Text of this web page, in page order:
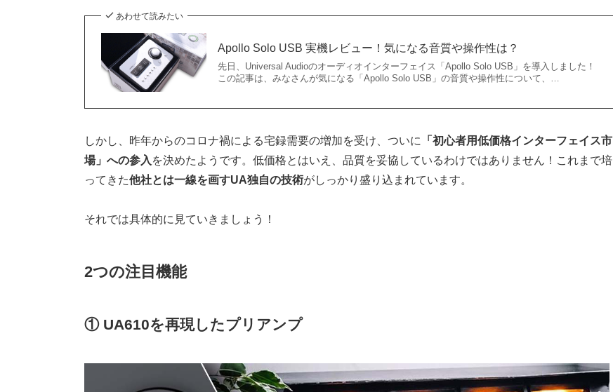
あわせて読みたい
Apollo Solo USB 実機レビュー！気になる音質や操作性は？
先日、Universal Audioのオーディオインターフェイス「Apollo Solo USB」を導入しました！
この記事は、みなさんが気になる「Apollo Solo USB」の音質や操作性について、…
しかし、昨年からのコロナ禍による宅録需要の増加を受け、ついに
「初心者用低価格インターフェイス市
場」への参入 を決めたようです。低価格とはいえ、品質を妥協しているわけではありません！これまで培
ってきた他社とは一線を画すUA独自の技術がしっかり盛り込まれています。
それでは具体的に見ていきましょう！
2つの注目機能
① UA610を再現したプリアンプ